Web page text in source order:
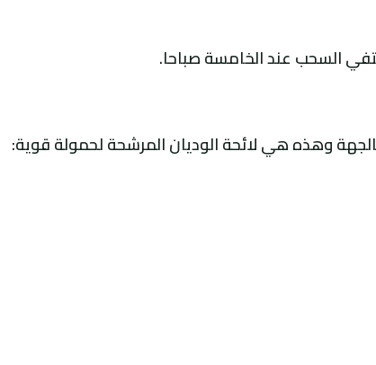
السحب عند الخامسة صباحا.
وهذه هي لائحة الوديان المرشحة لحمولة قوية: